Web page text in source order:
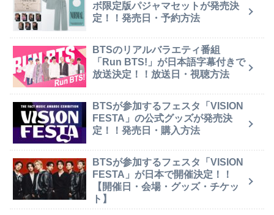
ボ限定版パジャマセットが発売決
定！！発売日・予約方法
BTSのリアルバラエティ番組
「Run BTS!」が日本語字幕付きで
放送決定！！放送日・視聴方法
BTSが参加するフェスタ「VISION
FESTA」の公式グッズが発売決
定！！発売日・購入方法
BTSが参加するフェスタ「VISION
FESTA」が日本で開催決定！！
【開催日・会場・グッズ・チケッ
ト】